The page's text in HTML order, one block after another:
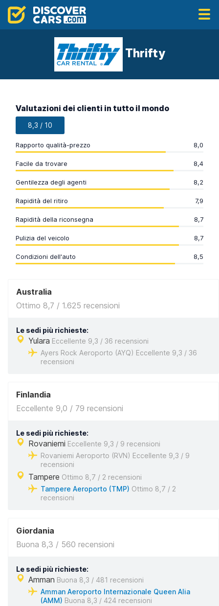
Thrifty
Valutazioni dei clienti in tutto il mondo
8,3 / 10
Rapporto qualità-prezzo 8,0
Facile da trovare 8,4
Gentilezza degli agenti 8,2
Rapidità del ritiro 7,9
Rapidità della riconsegna 8,7
Pulizia del veicolo 8,7
Condizioni dell'auto 8,5
Australia
Ottimo 8,7 / 1.625 recensioni
Le sedi più richieste:
Yulara Eccellente 9,3 / 36 recensioni
Ayers Rock Aeroporto (AYQ) Eccellente 9,3 / 36
recensioni
Finlandia
Eccellente 9,0 / 79 recensioni
Le sedi più richieste:
Rovaniemi Eccellente 9,3 / 9 recensioni
Rovaniemi Aeroporto (RVN) Eccellente 9,3 / 9
recensioni
Tampere Ottimo 8,7 / 2 recensioni
Tampere Aeroporto (TMP) Ottimo 8,7 / 2
recensioni
Giordania
Buona 8,3 / 560 recensioni
Le sedi più richieste:
Amman Buona 8,3 / 481 recensioni
Amman Aeroporto Internazionale Queen Alia
(AMM) Buona 8,3 / 424 recensioni